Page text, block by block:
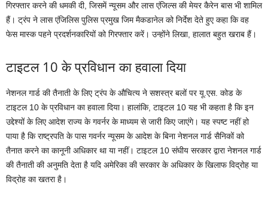
गिरफ्तार करने की धमकी दी, जिसमें न्यूसम और लास एंजिल्स की मेयर कैरेन बास भी शामिल
हैं। ट्रंप ने लास एंजिलिस पुलिस प्रमुख जिम मैकडानेल को निर्देश देते हुए कहा कि वह
फेस मास्क पहने प्रदर्शनकारियों को गिरफ्तार करें। उन्होंने लिखा, हालात बहुत खराब हैं।
टाइटल 10 के प्रविधान का हवाला दिया
नेशनल गार्ड की तैनाती के लिए ट्रंप के औचित्य ने सशस्त्र बलों पर यू.एस. कोड के
टाइटल 10 के प्रविधान का हवाला दिया। हालांकि, टाइटल 10 यह भी कहता है कि इन
उद्देश्यों के लिए आदेश राज्य के गवर्नर के माध्यम से जारी किए जाएंगे। यह स्पष्ट नहीं हो
पाया है कि राष्ट्रपति के पास गवर्नर न्यूसम के आदेश के बिना नेशनल गार्ड सैनिकों को
तैनात करने का कानूनी अधिकार था या नहीं। टाइटल 10 संघीय सरकार द्वारा नेशनल गार्ड
की तैनाती की अनुमति देता है यदि अमेरिका की सरकार के अधिकार के खिलाफ विद्रोह या
विद्रोह का खतरा है।